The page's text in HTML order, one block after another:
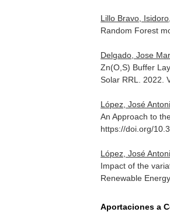
Lillo Bravo,
Random Forest
Delgado, Jose
Zn(O,S) Buffer
Solar RRL
.
López, José
An Approach to
https://doi.org/
López, José
Impact of the
Renewable Energy
Aportaciones a